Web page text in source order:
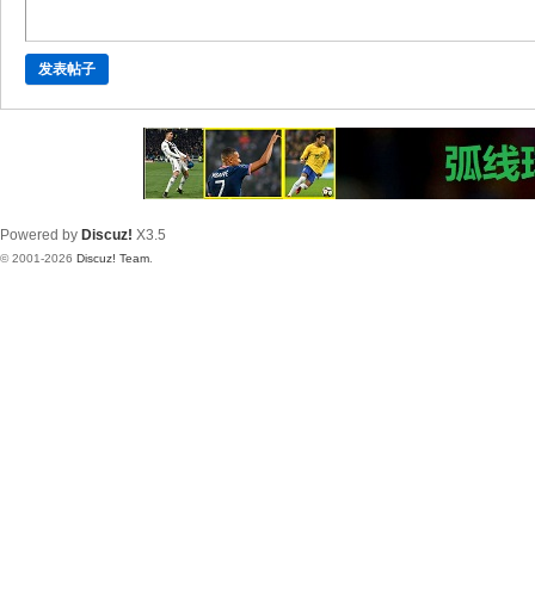
发表帖子
Powered by Discuz! X3.5
© 2001-2026 Discuz! Team